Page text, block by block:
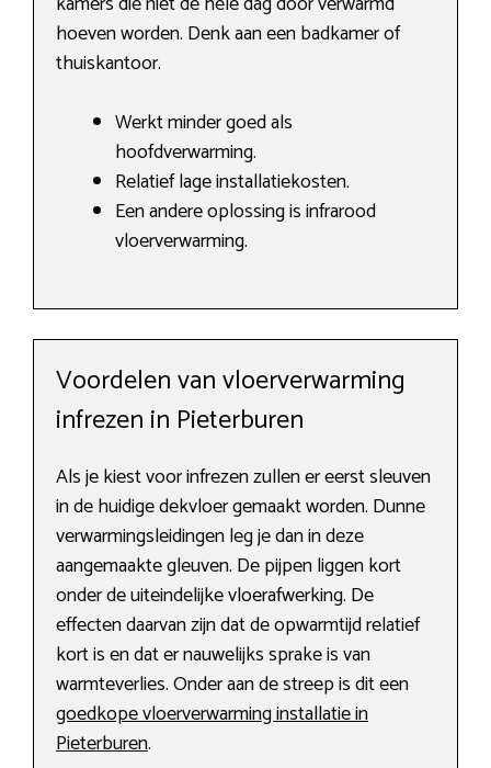
hoeven worden. Denk aan een badkamer of
thuiskantoor.
Werkt minder goed als
hoofdverwarming.
Relatief lage installatiekosten.
Een andere oplossing is infrarood
vloerverwarming.
Voordelen van vloerverwarming
infrezen in Pieterburen
Als je kiest voor infrezen zullen er eerst sleuven
in de huidige dekvloer gemaakt worden. Dunne
verwarmingsleidingen leg je dan in deze
aangemaakte gleuven. De pijpen liggen kort
onder de uiteindelijke vloerafwerking. De
effecten daarvan zijn dat de opwarmtijd relatief
kort is en dat er nauwelijks sprake is van
warmteverlies. Onder aan de streep is dit een
goedkope vloerverwarming installatie in
Pieterburen.